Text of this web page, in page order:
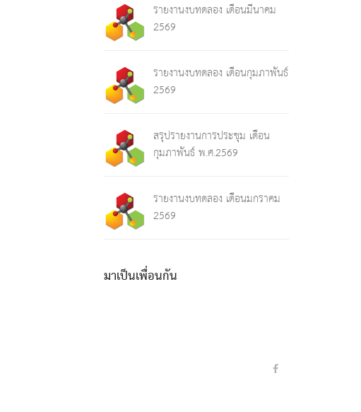
รายงานงบทดลอง เดือนมีนาคม
2569
รายงานงบทดลอง เดือนกุมภาพันธ์
2569
สรุปรายงานการประชุม เดือน
กุมภาพันธ์ พ.ศ.2569
รายงานงบทดลอง เดือนมกราคม
2569
มาเป็นเพื่อนกัน